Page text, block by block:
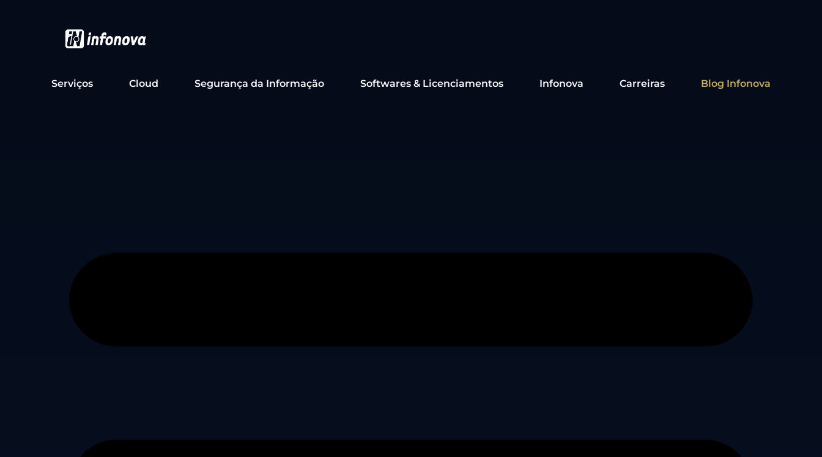
Serviços Cloud Segurança da Informação Softwares & Licenciamentos Infonova Carreiras Blog Infonova